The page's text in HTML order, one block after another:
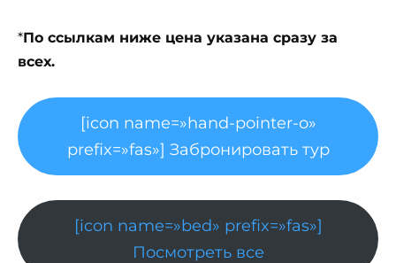
*По ссылкам ниже цена указана сразу за
всех.
[icon name=»hand-pointer-o»
prefix=»fas»] Забронировать тур
[icon name=»bed» prefix=»fas»]
Посмотреть все